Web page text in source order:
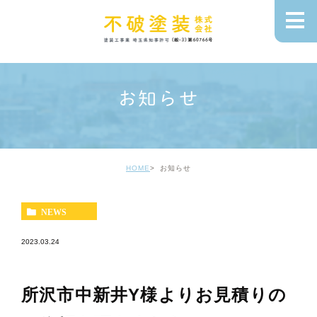
お知らせ
HOME お知らせ
NEWS
2023.03.24
所沢市中新井Y様よりお見積りの